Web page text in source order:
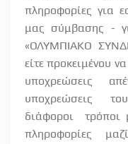
πληροφορίες για
μας σύμβασης -
«ΟΛΥΜΠΙΑΚΟ
είτε προκειμένου
υποχρεώσεις
υποχρεώσεις
του
διάφοροι
τρόποι
πληροφορίες
μαζί